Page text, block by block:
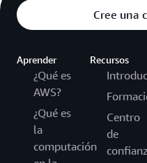
Cree una
Aprender
¿Qué es
AWS?
¿Qué es
la
computación
Recursos
Centro
de